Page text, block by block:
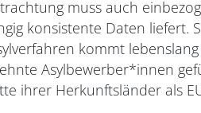
muss auch
konsistente Daten liefert.
kommt
Asylbewerber*innen
ihrer Herkunftsländer als